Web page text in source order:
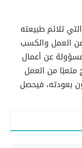
تلائم طبيعته
العمل والكسب
مسؤولة عن أعمال
متعبًا من العمل
بعودته، فيحصل